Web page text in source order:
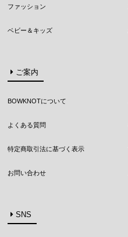
ファッション
ベビー＆キッズ
ご案内
BOWKNOTについて
よくある質問
特定商取引法に基づく表示
お問い合わせ
SNS